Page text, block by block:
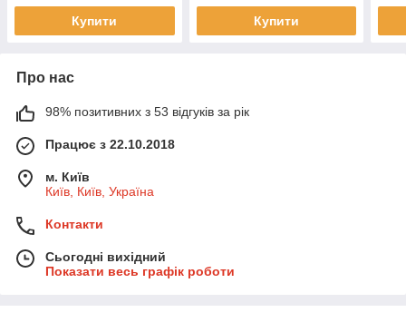
Купити Купити
Про нас
98% позитивних з 53 відгуків за рік
Працює з 22.10.2018
м. Київ
Київ, Київ, Україна
Контакти
Сьогодні вихідний
Показати весь графік роботи